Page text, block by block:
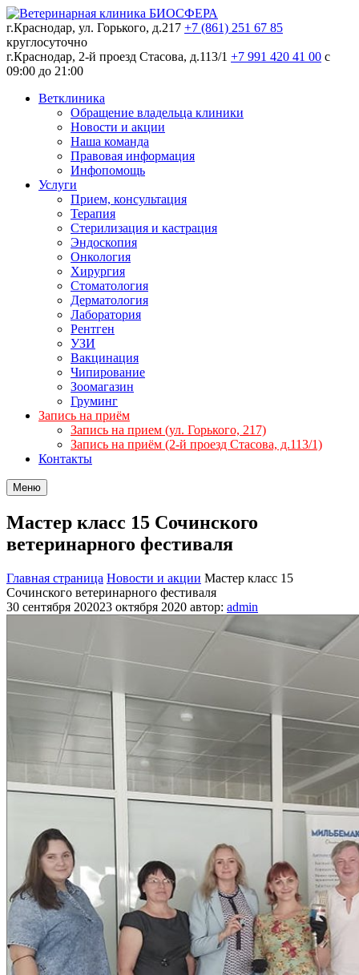
г.Краснодар, ул. Горького, д.217 +7 (861) 251 67 85
круглосуточно
г.Краснодар, 2-й проезд Стасова, д.113/1 +7 991 420 41 00 c
09:00 до 21:00
Ветклиника
Обращение владельца клиники
Новости и акции
Наша команда
Правовая информация
Инфопомощь
Услуги
Прием, консультация
Терапия
Стерилизация и кастрация
Эндоскопия
Онкология
Хирургия
Стоматология
Дерматология
Лаборатория
Рентген
УЗИ
Вакцинация
Чипирование
Зоомагазин
Груминг
Запись на приём
Запись на прием (ул. Горького, 217)
Запись на приём (2-й проезд Стасова, д.113/1)
Контакты
Меню
Мастер класс 15 Сочинского
ветеринарного фестиваля
Главная страница Новости и акции Мастер класс 15
Сочинского ветеринарного фестиваля
30 сентября 202023 октября 2020 автор: admin